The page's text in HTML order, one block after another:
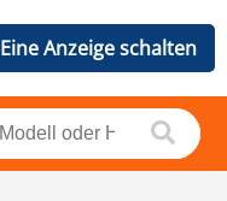
Eine Anzeige schalten